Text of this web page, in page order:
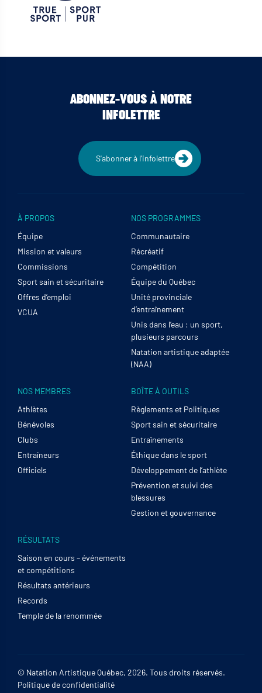
ABONNEZ-VOUS À NOTRE
INFOLETTRE
S'abonner à l'infolettre
À PROPOS
Équipe
Mission et valeurs
Commissions
Sport sain et sécuritaire
Offres d’emploi
VCUA
NOS PROGRAMMES
Communautaire
Récréatif
Compétition
Équipe du Québec
Unité provinciale
d’entraînement
Unis dans l’eau : un sport,
plusieurs parcours
Natation artistique adaptée
(NAA)
NOS MEMBRES
Athlètes
Bénévoles
Clubs
Entraîneurs
Officiels
BOÎTE À OUTILS
Règlements et Politiques
Sport sain et sécuritaire
Entraînements
Éthique dans le sport
Développement de l’athlète
Prévention et suivi des
blessures
Gestion et gouvernance
RÉSULTATS
Saison en cours – événements
et compétitions
Résultats antérieurs
Records
Temple de la renommée
© Natation Artistique Québec, 2026. Tous droits réservés.
Politique de confidentialité